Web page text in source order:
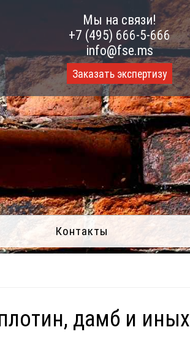
Мы на связи!
+7 (495) 666-5-666
info@fse.ms
Заказать экспертизу
Контакты
дамб и иных